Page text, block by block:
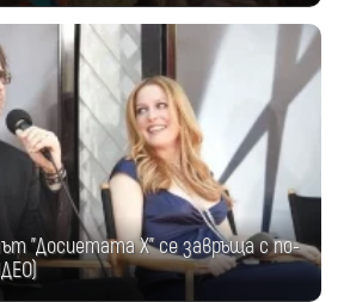
"Досиетата Х" се завръща с по-